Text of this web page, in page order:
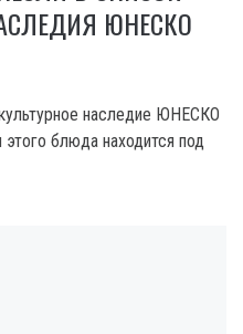
ЮНЕСКО
наследие ЮНЕСКО
этого блюда находится под